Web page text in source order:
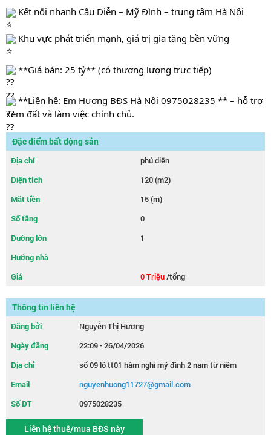
Kết nối nhanh Cầu Diễn – Mỹ Đình – trung tâm Hà Nội
Khu vực phát triển mạnh, giá trị gia tăng bền vững
**Giá bán: 25 tỷ** (có thương lượng trực tiếp)
**Liên hệ: Em Hương BĐS Hà Nội 0975028235 ** – hỗ trợ
xem đất và làm việc chính chủ.
Đặc điểm bất động sản
Địa chỉ
phú diến
Diện tích
120 (m2)
Mặt tiền
15 (m)
Số tầng
0
Đường lớn
1
Hướng nhà
Giá
0 Triệu/tổng
Thông tin liên hệ
Đăng bởi
Nguyễn Thị Hương
Ngày đăng
22:09 - 26/04/2026
Địa chỉ
số 09 lô tt01 hàm nghi mỹ đình 2 nam từ niêm
Email
nguyenhuong11727@gmail.com
Số ĐT
0975028235
Liên hệ thuê/mua BĐS này